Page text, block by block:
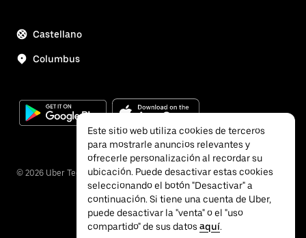
Castellano
Columbus
© 2026 Uber Technologies Inc.
Este sitio web utiliza cookies de terceros
para mostrarle anuncios relevantes y
ofrecerle personalización al recordar su
ubicación. Puede desactivar estas cookies
seleccionando el botón "Desactivar" a
continuación. Si tiene una cuenta de Uber,
puede desactivar la "venta" o el "uso
compartido" de sus datos aquí.